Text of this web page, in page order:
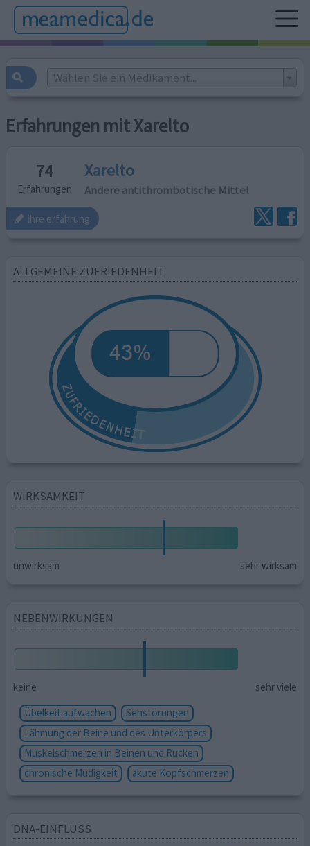
Wählen Sie ein Medikament...
Erfahrungen mit Xarelto
74
Erfahrungen
Xarelto
Andere antithrombotische Mittel
ihre erfahrung
ALLGEMEINE ZUFRIEDENHEIT
WIRKSAMKEIT
unwirksam sehr wirksam
NEBENWIRKUNGEN
keine
sehr viele
Übelkeit aufwachen
Sehstörungen
Lähmung der Beine und des Unterkörpers
Muskelschmerzen in Beinen und Rücken
chronische Müdigkeit
akute Kopfschmerzen
DNA-EINFLUSS